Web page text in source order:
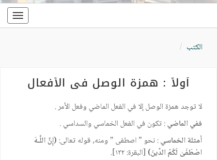
الكتب
أولاً : همزة الوصل في الأفعال
لا توجد همزة الوصل إلا في الفعل الماضي وفعل الأمر .
ففي الماضي: تكون في الفعل الخماسي والسداسي .
أمثلة الخماسي: نحو ” اصطفى ” ومنه, قوله تعالى: (إِنَّ اللَّـهَ
اصْطَفَىٰ لَكُمُ الدِّينَ) [البقرة: ١٣٢].